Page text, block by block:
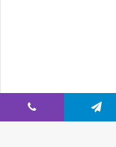
ڤايبر